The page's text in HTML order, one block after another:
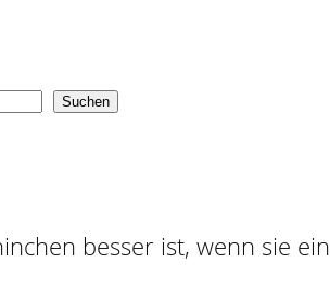
Suchen
besser ist, wenn sie ein